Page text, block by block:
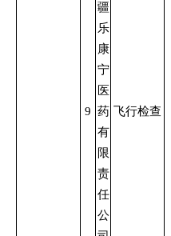
9
疆
乐
康
宁
医
药
有
限
责
任
公
飞行检查